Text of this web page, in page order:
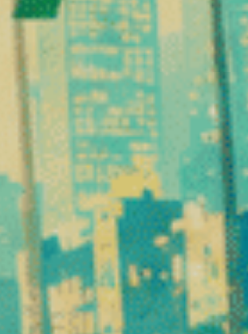
Das Ergebnis ist ein sauberes,
Tarife und
Wichtige Informationen:
THC-Gehalt: weniger als 0,3 %
THCX-Gehalt: variabel je nach
Das Produkt entspricht den
⚠️ Hinweis: Bei einigen
Wirkungen und
Zkittlez THCX Prerolls werden
Spürbare Auswirkungen: